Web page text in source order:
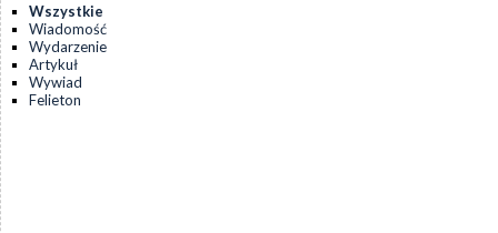
Wszystkie
Wiadomość
Wydarzenie
Artykuł
Wywiad
Felieton